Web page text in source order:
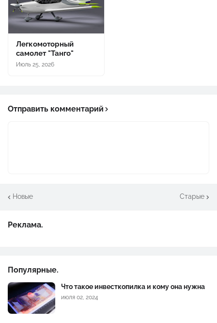
Легкомоторный
самолет "Танго"
Июль 25, 2026
Отправить комментарий
Новые Старые
Реклама.
Популярные.
Что такое инвесткопилка и кому она нужна
июля 02, 2024